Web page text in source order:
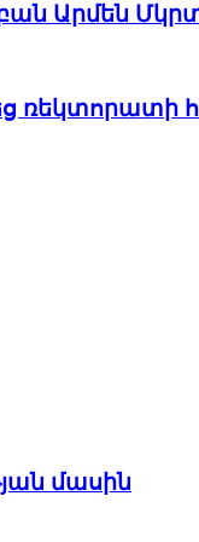
Արմեն
ռեկտորատի
մասին